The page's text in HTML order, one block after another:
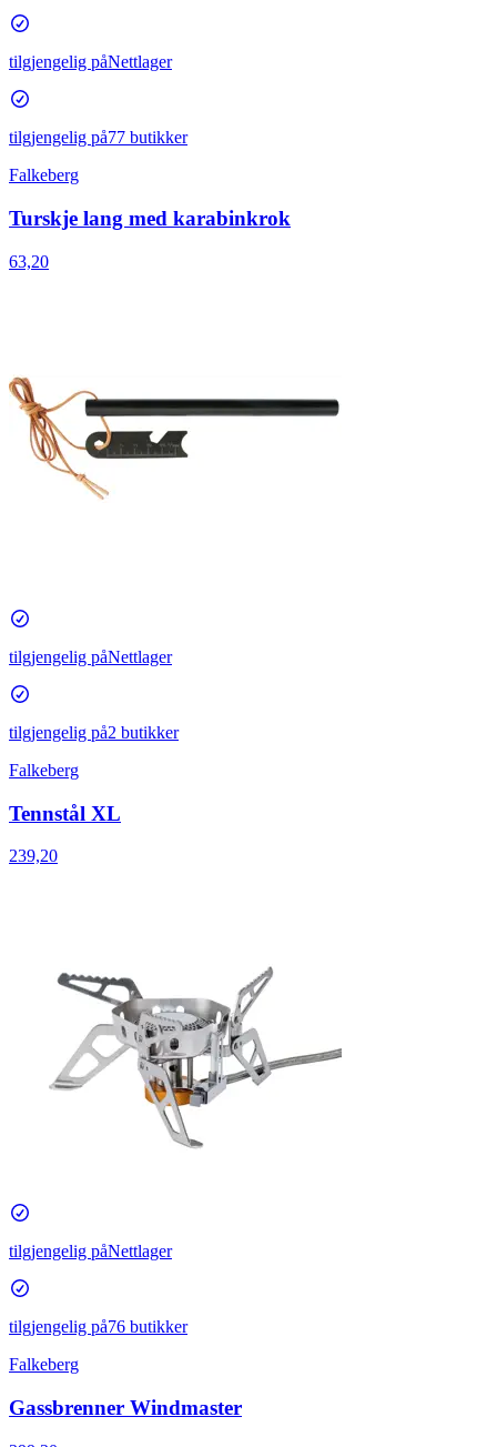
tilgjengelig påNettlager
tilgjengelig på77 butikker
Falkeberg
Turskje lang med karabinkrok
63,20
tilgjengelig påNettlager
tilgjengelig på2 butikker
Falkeberg
Tennstål XL
239,20
tilgjengelig påNettlager
tilgjengelig på76 butikker
Falkeberg
Gassbrenner Windmaster